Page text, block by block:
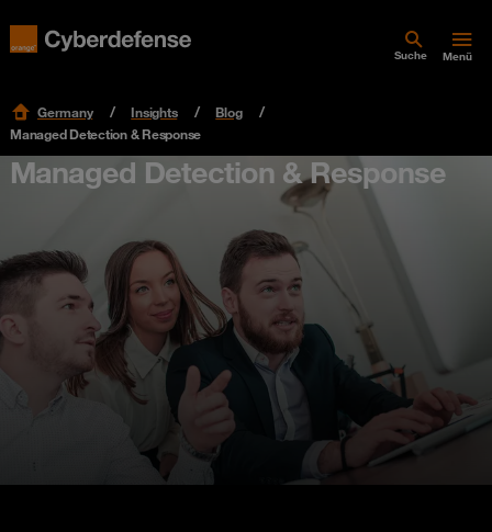
Suche Menü
Germany Insights
Blog
Managed Detection & Response
Managed Detection & Response